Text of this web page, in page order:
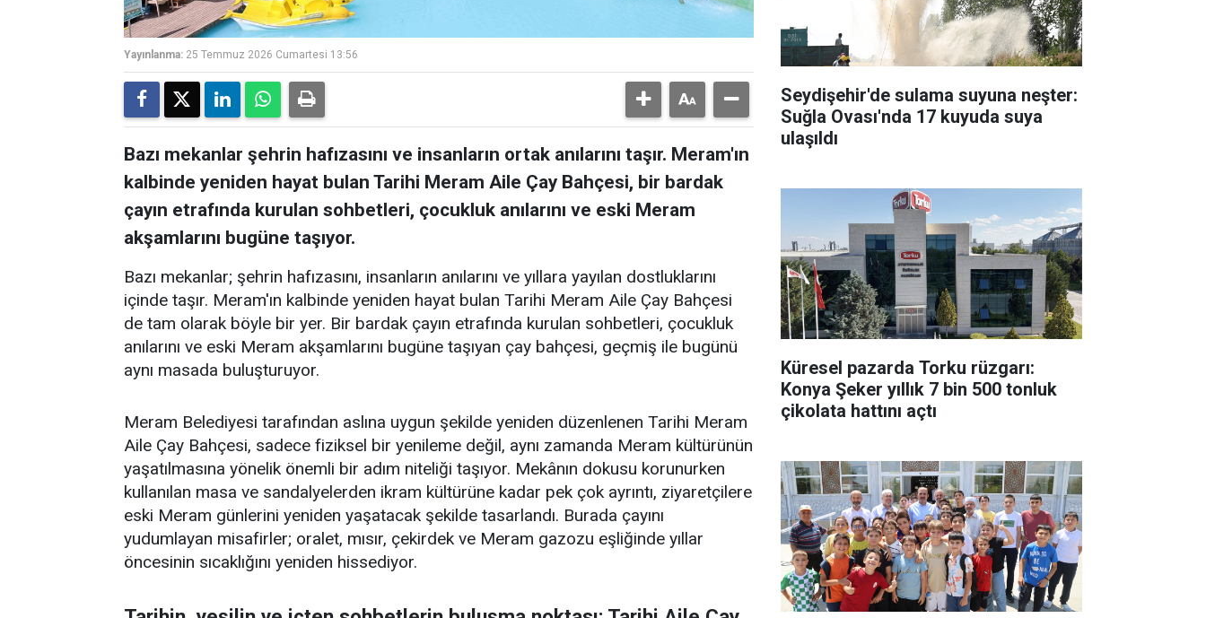
Yayınlanma: 25 Temmuz 2026 Cumartesi 13:56
Bazı mekanlar şehrin hafızasını ve insanların ortak anılarını taşır. Meram'ın
kalbinde yeniden hayat bulan Tarihi Meram Aile Çay Bahçesi, bir bardak
çayın etrafında kurulan sohbetleri, çocukluk anılarını ve eski Meram
akşamlarını bugüne taşıyor.
Bazı mekanlar; şehrin hafızasını, insanların anılarını ve yıllara yayılan dostluklarını
içinde taşır. Meram'ın kalbinde yeniden hayat bulan Tarihi Meram Aile Çay Bahçesi
de tam olarak böyle bir yer. Bir bardak çayın etrafında kurulan sohbetleri, çocukluk
anılarını ve eski Meram akşamlarını bugüne taşıyan çay bahçesi, geçmiş ile bugünü
aynı masada buluşturuyor.
Meram Belediyesi tarafından aslına uygun şekilde yeniden düzenlenen Tarihi Meram
Aile Çay Bahçesi, sadece fiziksel bir yenileme değil, aynı zamanda Meram kültürünün
yaşatılmasına yönelik önemli bir adım niteliği taşıyor. Mekânın dokusu korunurken
kullanılan masa ve sandalyelerden ikram kültürüne kadar pek çok ayrıntı, ziyaretçilere
eski Meram günlerini yeniden yaşatacak şekilde tasarlandı. Burada çayını
yudumlayan misafirler; oralet, mısır, çekirdek ve Meram gazozu eşliğinde yıllar
öncesinin sıcaklığını yeniden hissediyor.
Seydişehir'de sulama suyuna neşter:
Suğla Ovası'nda 17 kuyuda suya
ulaşıldı
Küresel pazarda Torku rüzgarı:
Konya Şeker yıllık 7 bin 500 tonluk
çikolata hattını açtı